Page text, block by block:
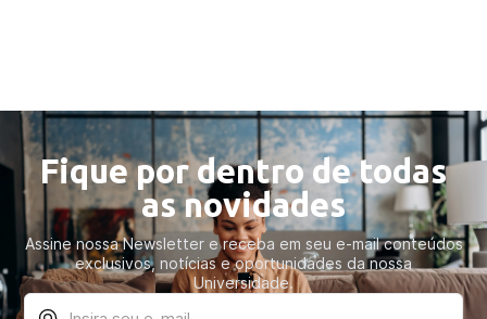
Fique por dentro de todas
as novidades
Assine nossa Newsletter e receba em seu e-mail conteúdos
exclusivos, notícias e oportunidades da nossa
Universidade.